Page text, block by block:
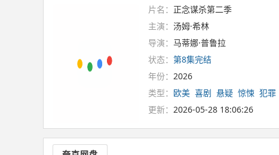
片名： 正念谋杀第二季
主演： 汤姆·希林
导演： 马蒂娜·普鲁拉
状态： 第8集完结
年份： 2026
类型： 欧美 喜剧 悬疑 惊悚 犯罪
更新： 2026-05-28 18:06:26